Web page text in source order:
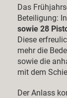
Das
Beteiligung:
sowie 28
Diese
mehr die
sowie die
mit dem
Der Anlass